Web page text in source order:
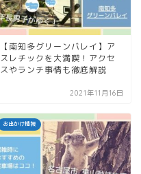
【南知多グリーンバレイ】ア
スレチックを大満喫！アクセ
スやランチ事情も徹底解説
2021年11月16日
お出かけ情報